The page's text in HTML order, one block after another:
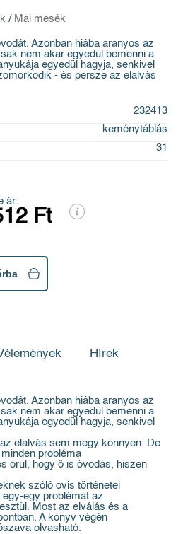
/ Mai mesék
Azonban hiába aranyos az
nem akar egyedül bemenni a
egyedül hagyja, senkivel
- és persze az elalvás
232413
keménytáblás
31
ár:
Ft
Hírek
Azonban hiába aranyos az
nem akar egyedül bemenni a
egyedül hagyja, senkivel
elalvás sem megy könnyen. De
probléma
örül, hogy ő is óvodás, hiszen
szóló ovis történetei
egy problémát az
Most az elválás és a
A könyv végén
olvasható.